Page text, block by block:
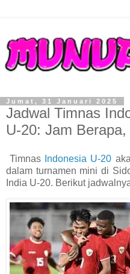
Jumat, 31 Januari 2025
Jadwal Timnas
U-20: Jam
Timnas Indonesia U-20
dalam turnamen mini di
India U-20. Berikut